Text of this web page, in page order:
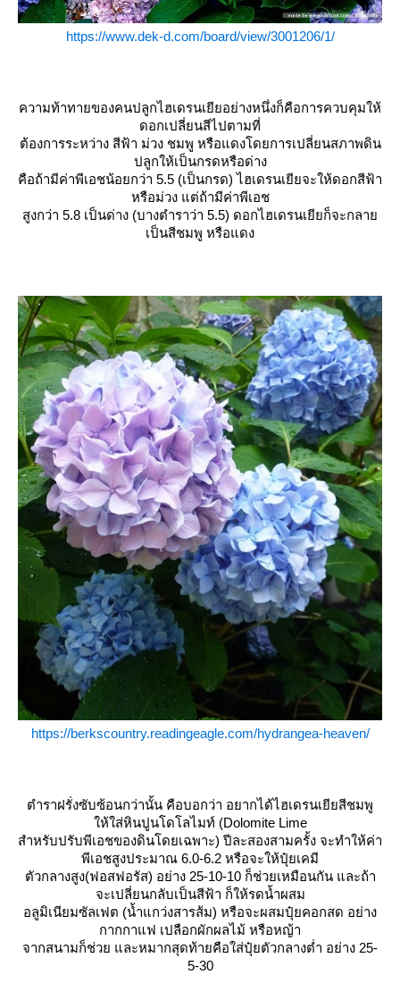
https://www.dek-d.com/board/view/3001206/1/
ความท้าทายของคนปลูกไฮเดรนเยียอย่างหนึ่งก็คือการควบคุมให้
ดอกเปลี่ยนสีไปตามที่
ต้องการระหว่าง สีฟ้า ม่วง ชมพู หรือแดงโดยการเปลี่ยนสภาพดิน
ปลูกให้เป็นกรดหรือด่าง
คือถ้ามีค่าพีเอชน้อยกว่า 5.5 (เป็นกรด) ไฮเดรนเยียจะให้ดอกสีฟ้า
หรือม่วง แต่ถ้ามีค่าพีเอช
สูงกว่า 5.8 เป็นด่าง (บางตำราว่า 5.5) ดอกไฮเดรนเยียก็จะกลา
เป็นสีชมพู หรือแดง
https://berkscountry.readingeagle.com/hydrangea-heaven/
ตำราฝรั่งซับซ้อนกว่านั้น คือบอกว่า อยากได้ไฮเดรนเยียสีชมพู
ห้ใส่หินปูนโดโลไมท์ (Dolomite Lime
สำหรับปรับพีเอชของดินโดยเฉพาะ) ปีละสองสามครั้ง จะทำให้ค่า
พีเอชสูงประมาณ 6.0-6.2 หรือจะให้ปุ๋ยเคมี
ตัวกลางสูง(ฟอสฟอรัส) อย่าง 25-10-10 ก็ช่วยเหมือนกัน และถ้า
จะเปลี่ยนกลับเป็นสีฟ้า ก็ให้รดน้ำผสม
อลูมิเนียมซัลเฟต (น้ำแกว่งสารส้ม) หรือจะผสมปุ๋ยคอกสด อย่าง
กากกาแฟ เปลือกผักผลไม้ หรือหญ้า
จากสนามก็ช่วย และหมากสุดท้ายคือใส่ปุ๋ยตัวกลางต่ำ อย่าง 25-
5-30